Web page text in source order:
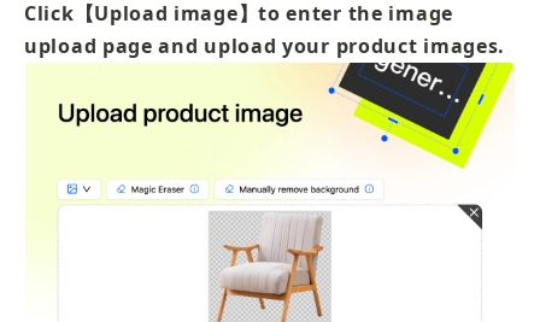
Click【Upload image】to enter the image
upload page and upload your product images.